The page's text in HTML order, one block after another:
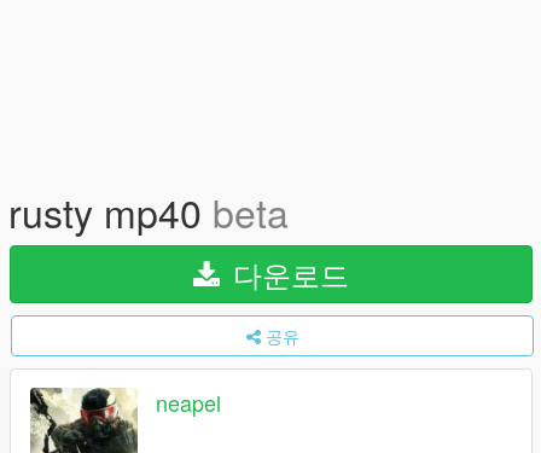
rusty mp40 beta
다운로드
공유
neapel